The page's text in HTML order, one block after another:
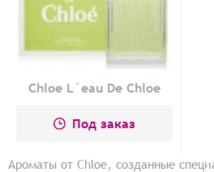
Chloe L`eau De Chloe
Под заказ
Ароматы от Chloe, созданные